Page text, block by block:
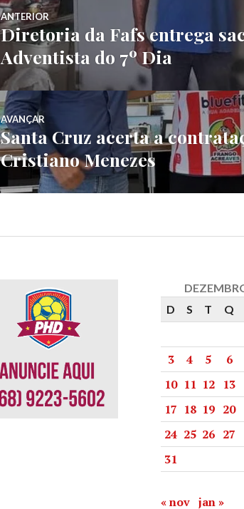
ANTERIOR
Diretoria da Fafs entrega
Adventista do 7º Dia
AVANÇAR
Santa Cruz acerta a
Cristiano Menezes
D
S T Q
3
4 5 6
10 11 12 13
17 18 19 20
24 25 26 27
31
« nov jan »